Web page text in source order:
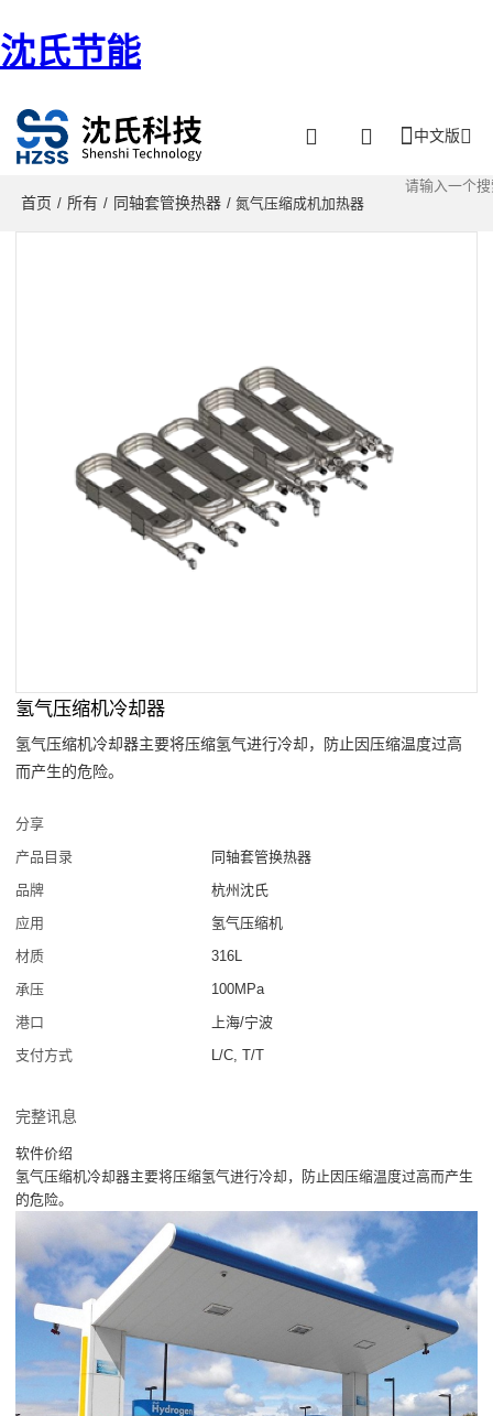
沈氏节能
中文版
首页 / 所有 / 同轴套管换热器 / 氮气压缩成机加热器
氢气压缩机冷却器
氢气压缩机冷却器主要将压缩氢气进行冷却，防止因压缩温度过高
而产生的危险。
分享
产品目录
同轴套管换热器
品牌
杭州沈氏
应用
氢气压缩机
材质
316L
承压
100MPa
港口
上海/宁波
支付方式
L/C, T/T
完整讯息
软件价绍
氢气压缩机冷却器主要将压缩氢气进行冷却，防止因压缩温度过高而产生
的危险。